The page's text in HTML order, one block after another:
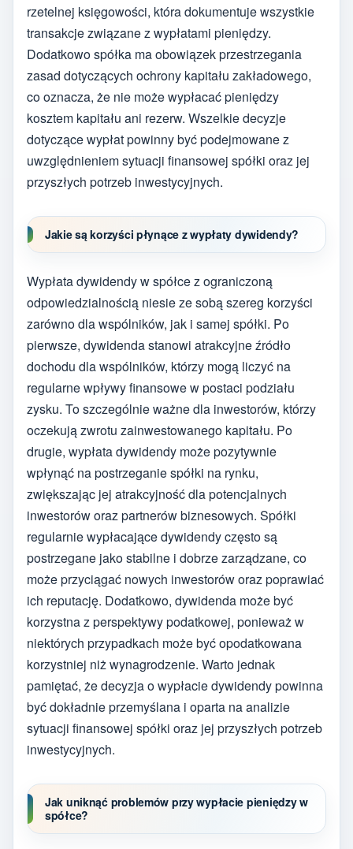
rzetelnej księgowości, która dokumentuje wszystkie
transakcje związane z wypłatami pieniędzy.
Dodatkowo spółka ma obowiązek przestrzegania
zasad dotyczących ochrony kapitału zakładowego,
co oznacza, że nie może wypłacać pieniędzy
kosztem kapitału ani rezerw. Wszelkie decyzje
dotyczące wypłat powinny być podejmowane z
uwzględnieniem sytuacji finansowej spółki oraz jej
przyszłych potrzeb inwestycyjnych.
Jakie są korzyści płynące z wypłaty dywidendy?
Wypłata dywidendy w spółce z ograniczoną
odpowiedzialnością niesie ze sobą szereg korzyści
zarówno dla wspólników, jak i samej spółki. Po
pierwsze, dywidenda stanowi atrakcyjne źródło
dochodu dla wspólników, którzy mogą liczyć na
regularne wpływy finansowe w postaci podziału
zysku. To szczególnie ważne dla inwestorów, którzy
oczekują zwrotu zainwestowanego kapitału. Po
drugie, wypłata dywidendy może pozytywnie
wpłynąć na postrzeganie spółki na rynku,
zwiększając jej atrakcyjność dla potencjalnych
inwestorów oraz partnerów biznesowych. Spółki
regularnie wypłacające dywidendy często są
postrzegane jako stabilne i dobrze zarządzane, co
może przyciągać nowych inwestorów oraz poprawiać
ich reputację. Dodatkowo, dywidenda może być
korzystna z perspektywy podatkowej, ponieważ w
niektórych przypadkach może być opodatkowana
korzystniej niż wynagrodzenie. Warto jednak
pamiętać, że decyzja o wypłacie dywidendy powinna
być dokładnie przemyślana i oparta na analizie
sytuacji finansowej spółki oraz jej przyszłych potrzeb
inwestycyjnych.
Jak uniknąć problemów przy wypłacie pieniędzy w
spółce?